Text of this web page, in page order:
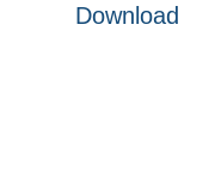
Download